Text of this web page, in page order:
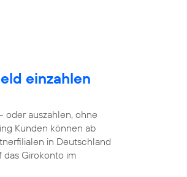
einzahlen
oder auszahlen, ohne
Kunden können ab
in Deutschland
das Girokonto im